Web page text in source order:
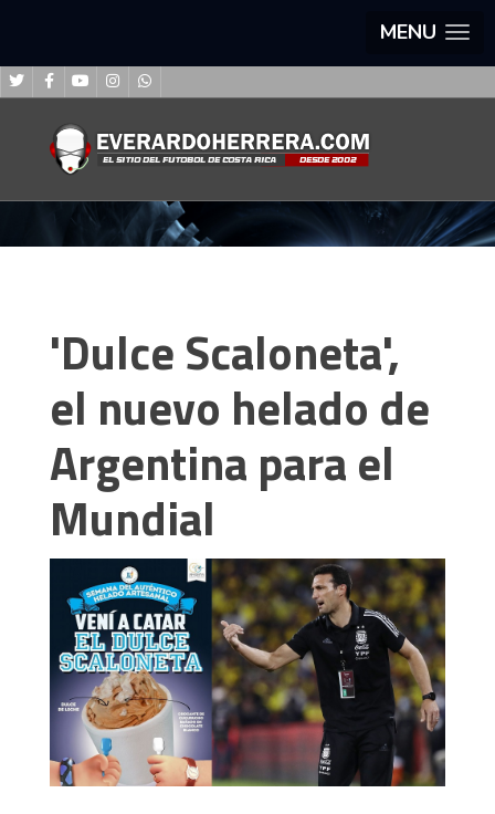
MENU
'Dulce Scaloneta',
el nuevo helado de
Argentina para el
Mundial